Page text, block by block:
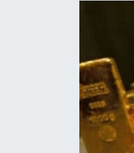
TEKNOLOJİ
YEREL YÖNETİMLER